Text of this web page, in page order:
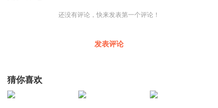
还没有评论，快来发表第一个评论！
发表评论
猜你喜欢